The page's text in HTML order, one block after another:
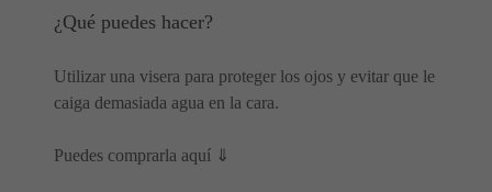
¿Qué puedes hacer?
Utilizar una visera para proteger los ojos y evitar que le
caiga demasiada agua en la cara.
Puedes comprarla aquí ⇓